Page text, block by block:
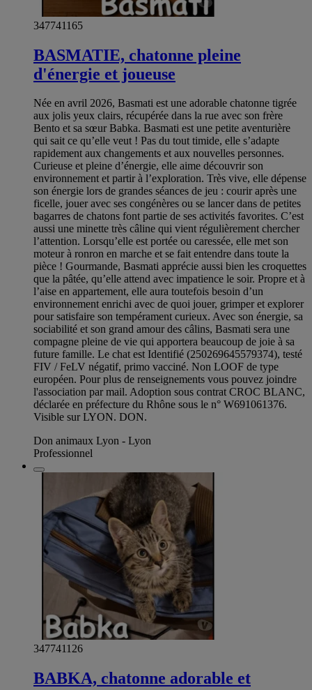
347741165
BASMATIE, chatonne pleine
d'énergie et joueuse
Née en avril 2026, Basmati est une adorable chatonne tigrée
aux jolis yeux clairs, récupérée dans la rue avec son frère
Bento et sa sœur Babka. Basmati est une petite aventurière
qui sait ce qu’elle veut ! Pas du tout timide, elle s’adapte
rapidement aux changements et aux nouvelles personnes.
Curieuse et pleine d’énergie, elle aime découvrir son
environnement et partir à l’exploration. Très vive, elle dépense
son énergie lors de grandes séances de jeu : courir après une
ficelle, jouer avec ses congénères ou se lancer dans de petites
bagarres de chatons font partie de ses activités favorites. C’est
aussi une minette très câline qui vient régulièrement chercher
l’attention. Lorsqu’elle est portée ou caressée, elle met son
moteur à ronron en marche et se fait entendre dans toute la
pièce ! Gourmande, Basmati apprécie aussi bien les croquettes
que la pâtée, qu’elle attend avec impatience le soir. Propre et à
l’aise en appartement, elle aura toutefois besoin d’un
environnement enrichi avec de quoi jouer, grimper et explorer
pour satisfaire son tempérament curieux. Avec son énergie, sa
sociabilité et son grand amour des câlins, Basmati sera une
compagne pleine de vie qui apportera beaucoup de joie à sa
future famille. Le chat est Identifié (250269645579374), testé
FIV / FeLV négatif, primo vacciné. Non LOOF de type
européen. Pour plus de renseignements vous pouvez joindre
l'association par mail. Adoption sous contrat CROC BLANC,
déclarée en préfecture du Rhône sous le n° W691061376.
Visible sur LYON. DON.
Don animaux Lyon - Lyon
Professionnel
347741126
BABKA, chatonne adorable et